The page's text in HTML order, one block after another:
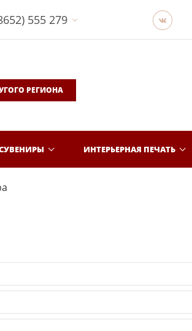
555 279
РЕГИОНА
ИНТЕРЬЕРНАЯ ПЕЧАТЬ